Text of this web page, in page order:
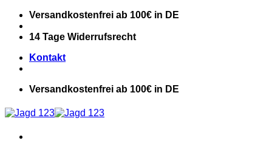
Zum
Inhalt
springen
Versandkostenfrei ab 100€ in DE
14 Tage Widerrufsrecht
Kontakt
Versandkostenfrei ab 100€ in DE